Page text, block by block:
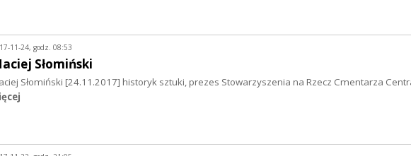
11-24, godz. 08:53
Słomiński
Słomiński [24.11.2017] historyk sztuki, prezes Stowarzyszenia na Rzecz Cmentarza